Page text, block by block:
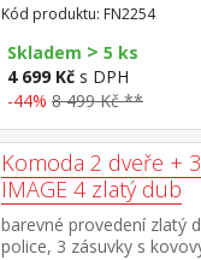
Kód produktu: FN2254
Skladem > 5 ks
4 699 Kč s DPH
-44% 8 499 Kč **
Komoda 2 dveře +
IMAGE 4 zlatý dub
barevné provedení zlatý
police, 3 zásuvky s